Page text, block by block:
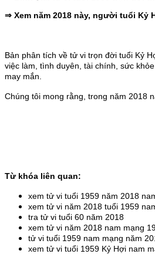
⇒ Xem năm 2018 này, người tuổi Kỷ
Bản phân tích về tử vi trọn đời tuổi Kỷ
việc làm, tình duyên, tài chính, sức
may mắn.
Chúng tôi mong rằng, trong năm 2018
Từ khóa liên quan:
xem tử vi tuổi 1959 năm 2018
xem tử vi năm 2018 tuổi 1959
tra tử vi tuổi 60 năm 2018
xem tử vi năm 2018 nam mạng
tử vi tuổi 1959 nam mạng năm
xem tử vi tuổi 1959 Kỷ Hợi nam